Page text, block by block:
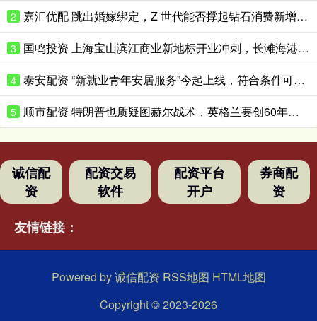
2 嘉汇优配 跳出婚嫁绑定，Z 世代能否撑起钻石消费新增量？
3 国鸣投资 上海宝山滨江商业新地标开业冲刺，长滩海港城今年底试营业
4 泰安配资 “新就业青年安居服务”今起上线，符合条件可优惠租赁保租房
5 顺市配资 特朗普也质疑图赫尔战术，英格兰要创60年最佳战绩困难重重
诚信配
资
配资交易
软件
配资平台
开户
券商配
资
友情链接：
Powered by诚信配资 RSS地图 HTML地图
Copyright© 2023-2026